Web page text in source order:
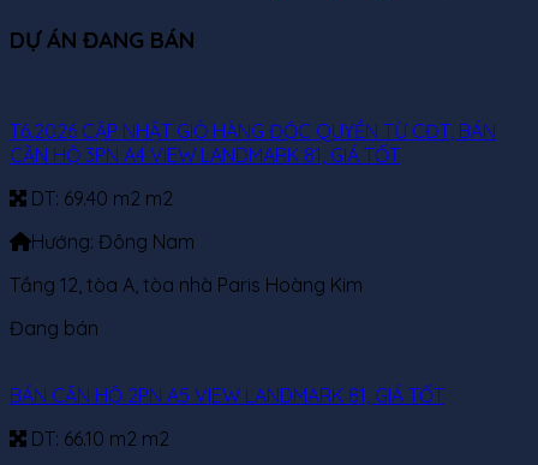
DỰ ÁN ĐANG BÁN
T6.2026 CẬP NHẬT GIỎ HÀNG ĐỘC QUYỀN TỪ CĐT, BÁN
CĂN HỘ 3PN A4 VIEW LANDMARK 81, GIÁ TỐT
DT: 69.40 m2 m2
Hướng: Đông Nam
Tầng 12, tòa A, tòa nhà Paris Hoàng Kim
Đang bán
BÁN CĂN HỘ 2PN A5 VIEW LANDMARK 81, GIÁ TỐT
DT: 66.10 m2 m2